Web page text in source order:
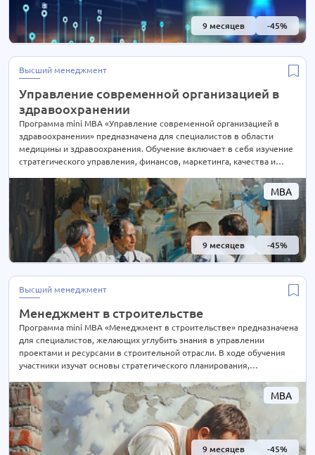
9 месяцев -45%
изменениями, анализа рынка и конкурентоспособности
MBA
9 месяцев -45%
Высший менеджмент
Управление современной организацией в
здравоохранении
Программа mini MBA «Управление современной организацией в
здравоохранении» предназначена для специалистов в области
медицины и здравоохранения. Обучение включает в себя изучение
стратегического управления, финансов, маркетинга, качества и
организациях здравоохранения. Программа поможет развить
лидерские качества, улучшить управленческие навыки и освоить
современные методы управления в здравоохранении
MBA
9 месяцев -45%
Высший менеджмент
Менеджмент в строительстве
Программа mini MBA «Менеджмент в строительстве» предназначена
для специалистов, желающих углубить знания в управлении
проектами и ресурсами в строительной отрасли. В ходе обучения
участники изучат основы стратегического планирования,
подходов. Курс также включает анализ управления изменениями,
стандарты безопасности и вопросы устойчивого развития.
Программа предоставляет практические инструменты для решения
управленческих задач в сфере строительства